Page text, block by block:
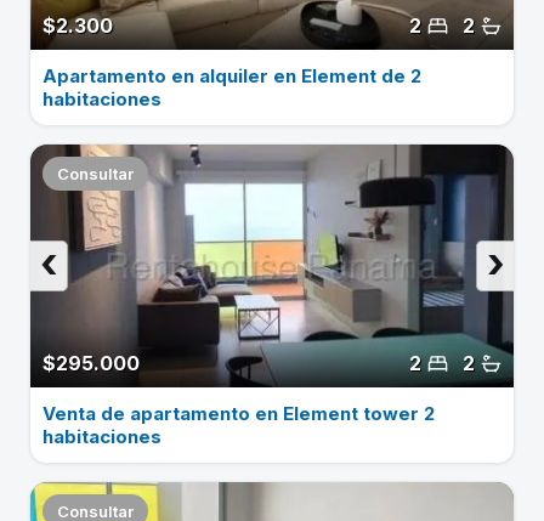
$2.300 2
2
Apartamento en alquiler en Element de 2
habitaciones
Consultar
$295.000 2
2
›
‹
Venta de apartamento en Element tower 2
habitaciones
Consultar